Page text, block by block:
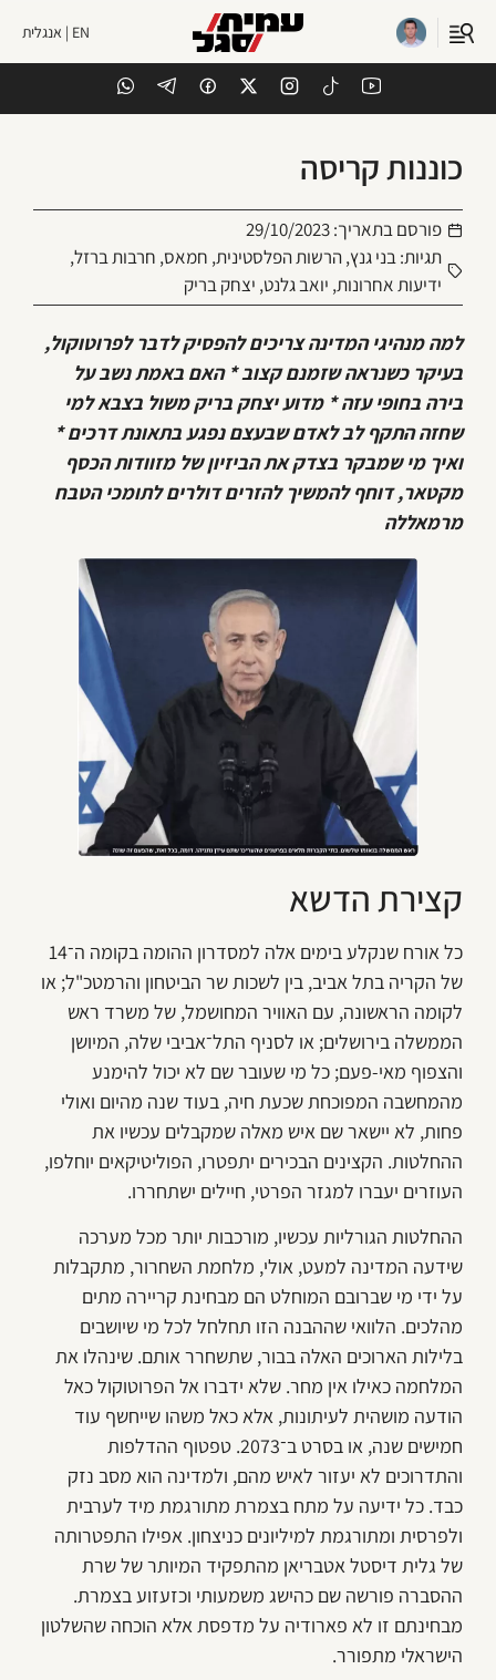
EN | אנגלית
כוננות קריסה
פורסם בתאריך:29/10/2023
תגיות:בני גנץ,הרשות הפלסטינית, חמאס, חרבות ברזל,
ידיעות אחרונות, יואב גלנט, יצחק בריק
למה מנהיגי המדינה צריכים להפסיק לדבר לפרוטוקול,
בעיקר כשנראה שזמנם קצוב * האם באמת נשב על
בירה בחופי עזה * מדוע יצחק בריק משול בצבא למי
שחזה התקף לב לאדם שבעצם נפגע בתאונת דרכים *
ואיך מי שמבקר בצדק את הביזיון של מזוודות הכסף
מקטאר, דוחף להמשיך להזרים דולרים לתומכי הטבח
מרמאללה
קצירת הדשא
כל אורח שנקלע בימים אלה למסדרון ההומה בקומה ה־14
של הקריה בתל אביב, בין לשכות שר הביטחון והרמטכ"ל; או
לקומה הראשונה, עם האוויר המחושמל, של משרד ראש
הממשלה בירושלים; או לסניף התל־אביבי שלה, המיושן
והצפוף מאי-פעם; כל מי שעובר שם לא יכול להימנע
מהמחשבה המפוכחת שכעת חיה, בעוד שנה מהיום ואולי
פחות, לא יישאר שם איש מאלה שמקבלים עכשיו את
ההחלטות. הקצינים הבכירים יתפטרו, הפוליטיקאים יוחלפו,
העוזרים יעברו למגזר הפרטי, חיילים ישתחררו.
ההחלטות הגורליות עכשיו, מורכבות יותר מכל מערכה
שידעה המדינה למעט, אולי, מלחמת השחרור, מתקבלות
על ידי מי שברובם המוחלט הם מבחינת קריירה מתים
מהלכים. הלוואי שההבנה הזו תחלחל לכל מי שיושבים
בלילות הארוכים האלה בבור, שתשחרר אותם. שינהלו את
המלחמה כאילו אין מחר. שלא ידברו אל הפרוטוקול כאל
הודעה מושהית לעיתונות, אלא כאל משהו שייחשף עוד
חמישים שנה, או בסרט ב־2073. טפטוף ההדלפות
והתדרוכים לא יעזור לאיש מהם, ולמדינה הוא מסב נזק
כבד. כל ידיעה על מתח בצמרת מתורגמת מיד לערבית
ולפרסית ומתורגמת למיליונים כניצחון. אפילו התפטרותה
של גלית דיסטל אטבריאן מהתפקיד המיותר של שרת
ההסברה פורשה שם כהישג משמעותי וכזעזוע בצמרת.
מבחינתם זו לא פארודיה על מדפסת אלא הוכחה שהשלטון
הישראלי מתפורר.